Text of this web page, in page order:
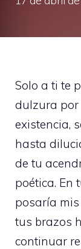
Solo a ti te
dulzura por
existencia,
hasta
de tu
poética. En
posaría
tus brazos
continuar